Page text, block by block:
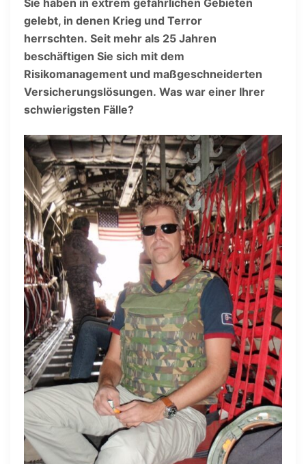
gelebt, in denen Krieg und Terror
herrschten. Seit mehr als 25 Jahren
beschäftigen Sie sich mit dem
Risikomanagement und maßgeschneiderten
Versicherungslösungen. Was war einer Ihrer
schwierigsten Fälle?